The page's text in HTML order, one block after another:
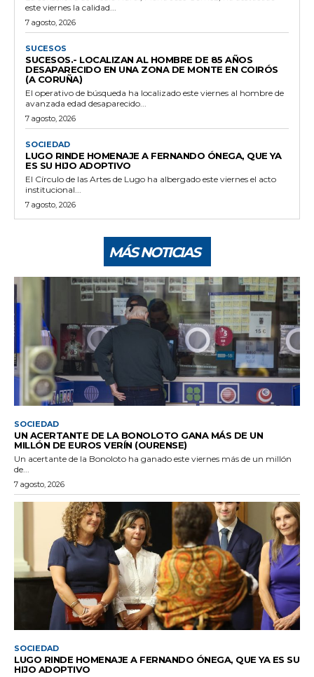
este viernes la calidad...
7 agosto, 2026
SUCESOS
SUCESOS.- LOCALIZAN AL HOMBRE DE 85 AÑOS
DESAPARECIDO EN UNA ZONA DE MONTE EN COIRÓS
(A CORUÑA)
El operativo de búsqueda ha localizado este viernes al hombre de
avanzada edad desaparecido...
7 agosto, 2026
SOCIEDAD
LUGO RINDE HOMENAJE A FERNANDO ÓNEGA, QUE YA
ES SU HIJO ADOPTIVO
El Círculo de las Artes de Lugo ha albergado este viernes el acto
institucional...
7 agosto, 2026
MÁS NOTICIAS
SOCIEDAD
UN ACERTANTE DE LA BONOLOTO GANA MÁS DE UN
MILLÓN DE EUROS VERÍN (OURENSE)
Un acertante de la Bonoloto ha ganado este viernes más de un millón
de...
7 agosto, 2026
SOCIEDAD
LUGO RINDE HOMENAJE A FERNANDO ÓNEGA, QUE YA ES SU
HIJO ADOPTIVO